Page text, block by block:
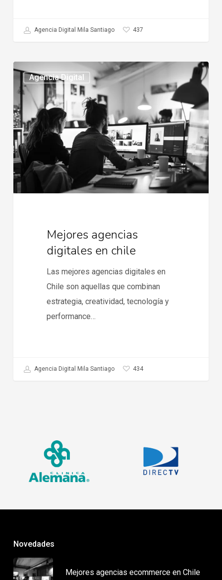
Agencia Digital Mila Santiago 437
Agencia Digital
Mejores
agencias
digitales
en
chile
Mejores agencias
digitales en chile
Las mejores agencias digitales en
Chile son aquellas que combinan
estrategia, creatividad, tecnología y
performance…
Agencia Digital Mila Santiago 434
Novedades
Mejores agencias ecommerce en Chile